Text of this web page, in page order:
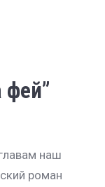
фей”
наш
роман